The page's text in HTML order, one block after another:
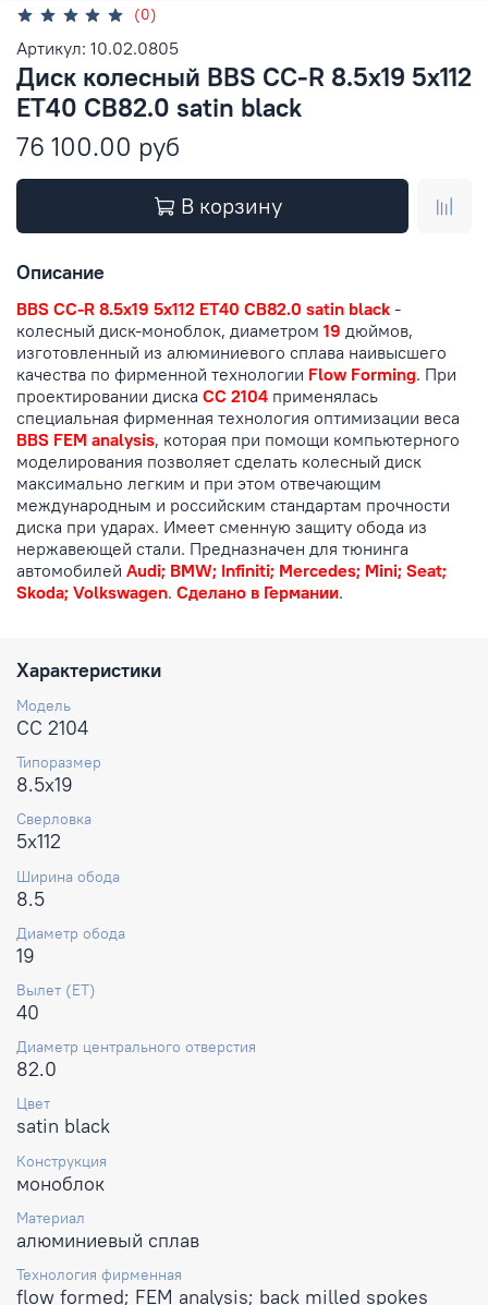
(0)
Артикул: 10.02.0805
Диск колесный BBS CC-R 8.5x19 5x112
ET40 CB82.0 satin black
76 100.00 руб
В корзину
Описание
BBS CC-R 8.5x19 5x112 ET40 CB82.0 satin black -
колесный диск-моноблок, диаметром 19 дюймов,
изготовленный из алюминиевого сплава наивысшего
качества по фирменной технологии Flow Forming. При
проектировании диска CC 2104 применялась
специальная фирменная технология оптимизации веса
BBS FEM analysis, которая при помощи компьютерного
моделирования позволяет сделать колесный диск
максимально легким и при этом отвечающим
международным и российским стандартам прочности
диска при ударах. Имеет сменную защиту обода из
нержавеющей стали. Предназначен для тюнинга
автомобилей Audi; BMW; Infiniti; Mercedes; Mini; Seat;
Skoda; Volkswagen. Сделано в Германии.
Характеристики
Модель
CC 2104
Типоразмер
8.5x19
Сверловка
5x112
Ширина обода
8.5
Диаметр обода
19
Вылет (ET)
40
Диаметр центрального отверстия
82.0
Цвет
satin black
Конструкция
моноблок
Материал
алюминиевый сплав
Технология фирменная
flow formed; FEM analysis; back milled spokes